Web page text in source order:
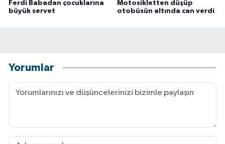
Ferdi Babadan çocuklarına
büyük servet
Motosikletten düşüp
otobüsün altında can verdi
Yorumlar